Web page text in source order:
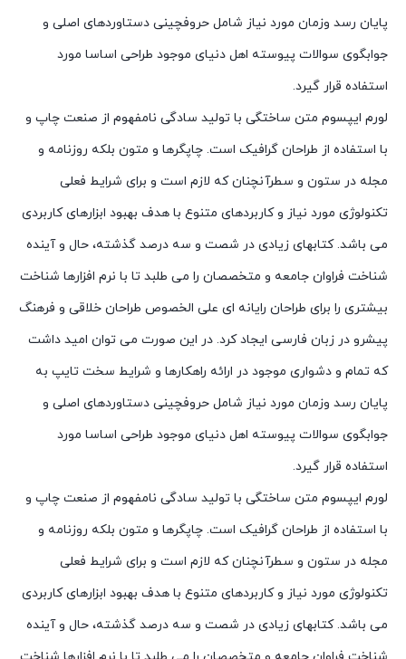
پایان رسد وزمان مورد نیاز شامل حروفچینی دستاوردهای اصلی و
جوابگوی سوالات پیوسته اهل دنیای موجود طراحی اساسا مورد
استفاده قرار گیرد.
لورم ایپسوم متن ساختگی با تولید سادگی نامفهوم از صنعت چاپ و
با استفاده از طراحان گرافیک است. چاپگرها و متون بلکه روزنامه و
مجله در ستون و سطرآنچنان که لازم است و برای شرایط فعلی
تکنولوژی مورد نیاز و کاربردهای متنوع با هدف بهبود ابزارهای کاربردی
می باشد. کتابهای زیادی در شصت و سه درصد گذشته، حال و آینده
شناخت فراوان جامعه و متخصصان را می طلبد تا با نرم افزارها شناخت
بیشتری را برای طراحان رایانه ای علی الخصوص طراحان خلاقی و فرهنگ
پیشرو در زبان فارسی ایجاد کرد. در این صورت می توان امید داشت
که تمام و دشواری موجود در ارائه راهکارها و شرایط سخت تایپ به
پایان رسد وزمان مورد نیاز شامل حروفچینی دستاوردهای اصلی و
جوابگوی سوالات پیوسته اهل دنیای موجود طراحی اساسا مورد
استفاده قرار گیرد.
لورم ایپسوم متن ساختگی با تولید سادگی نامفهوم از صنعت چاپ و
با استفاده از طراحان گرافیک است. چاپگرها و متون بلکه روزنامه و
مجله در ستون و سطرآنچنان که لازم است و برای شرایط فعلی
تکنولوژی مورد نیاز و کاربردهای متنوع با هدف بهبود ابزارهای کاربردی
می باشد. کتابهای زیادی در شصت و سه درصد گذشته، حال و آینده